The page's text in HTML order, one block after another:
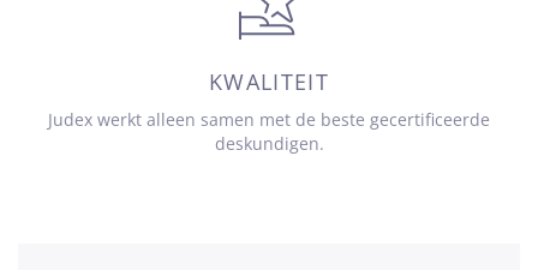
KWALITEIT
Judex werkt alleen samen met de beste gecertificeerde
deskundigen.